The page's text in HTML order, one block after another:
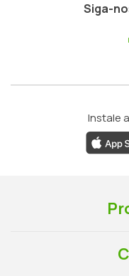
Siga-
Instale